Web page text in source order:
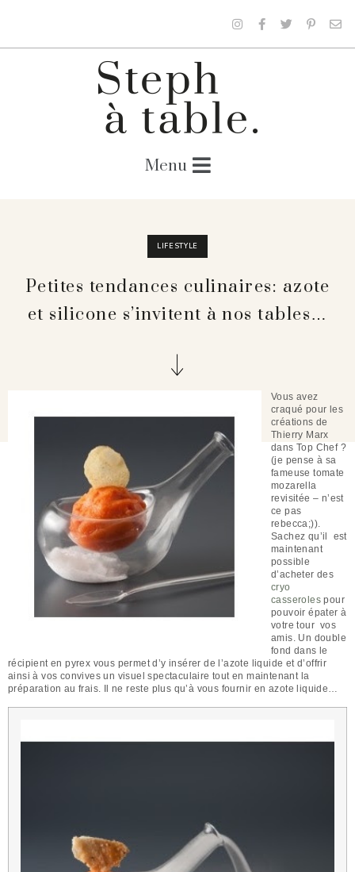
LIFESTYLE
Petites tendances culinaires: azote
et silicone s’invitent à nos tables…
Vous avez
craqué pour les
créations de
Thierry Marx
dans Top Chef ?
(je pense à sa
fameuse tomate
mozarella
revisitée – n’est
ce pas
rebecca;)).
Sachez qu’il est
maintenant
possible
d’acheter des
cryo
casseroles pour
pouvoir épater à
votre tour vos
amis. Un double
fond dans le
récipient en pyrex vous permet d’y insérer de l’azote liquide et d’offrir
ainsi à vos convives un visuel spectaculaire tout en maintenant la
préparation au frais. Il ne reste plus qu’à vous fournir en azote liquide…